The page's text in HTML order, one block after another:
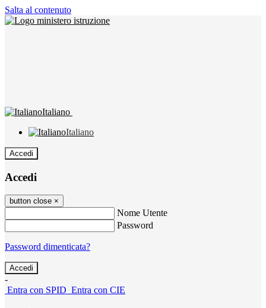
Salta al contenuto
Italiano
Italiano
Accedi
Accedi
button close ×
Nome Utente
Password
Password dimenticata?
-
Entra con SPID Entra con CIE